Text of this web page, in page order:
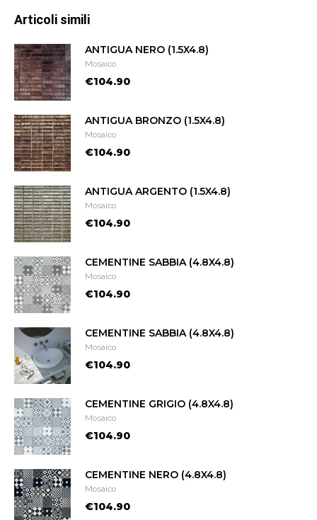
Articoli simili
ANTIGUA NERO (1.5X4.8)
Mosaico
€104.90
ANTIGUA BRONZO (1.5X4.8)
Mosaico
€104.90
ANTIGUA ARGENTO (1.5X4.8)
Mosaico
€104.90
CEMENTINE SABBIA (4.8X4.8)
Mosaico
€104.90
CEMENTINE SABBIA (4.8X4.8)
Mosaico
€104.90
CEMENTINE GRIGIO (4.8X4.8)
Mosaico
€104.90
CEMENTINE NERO (4.8X4.8)
Mosaico
€104.90